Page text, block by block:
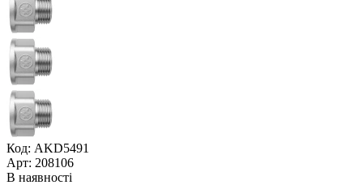
Код: AKD5491
Арт: 208106
В наявності